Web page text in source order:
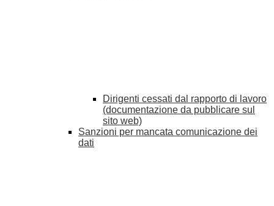
Dirigenti cessati dal rapporto di lavoro
(documentazione da pubblicare sul
sito web)
Sanzioni per mancata comunicazione dei
dati